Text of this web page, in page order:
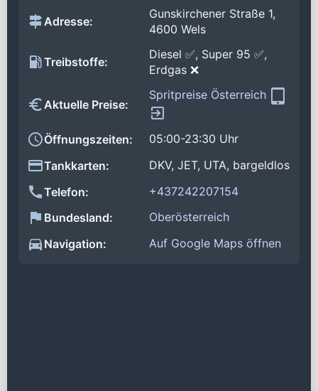
Adresse:
Gunskirchener Straße 1,
4600 Wels
Treibstoffe:
Diesel ✅, Super 95 ✅,
Erdgas ❌
Aktuelle Preise:
Spritpreise Österreich
Öffnungszeiten:
05:00-23:30 Uhr
Tankkarten:
DKV, JET, UTA, bargeldlos
Telefon:
+437242207154
Bundesland:
Oberösterreich
Navigation:
Auf Google Maps öffnen